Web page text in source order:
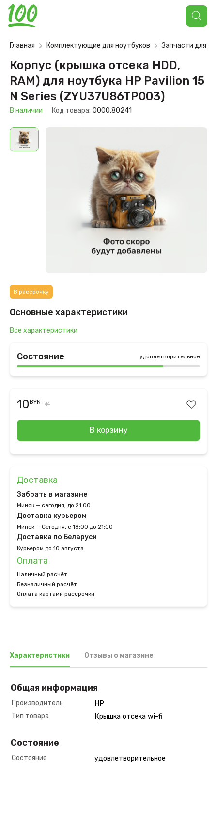
Поиск
товаров
Главная Комплектующие для ноутбуков Запчасти для
Корпус (крышка отсека HDD,
RAM) для ноутбука HP Pavilion 15
N Series (ZYU37U86TP003)
В наличии Код товара: 0000.80241
В рассрочку
Основные характеристики
Все характеристики
Состояние удовлетворительное
10BYN 11
В корзину
Доставка
Забрать в магазине
Минск — сегодня, до 21:00
Доставка курьером
Минск — Сегодня, с 18:00 до 21:00
Доставка по Беларуси
Курьером до 10 августа
Оплата
Наличный расчёт
Безналичный расчёт
Оплата картами рассрочки
Характеристики Отзывы о магазине
Общая информация
Производитель
HP
Тип товара
Крышка отсека wi-fi
Состояние
Состояние удовлетворительное